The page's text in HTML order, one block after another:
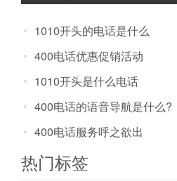
请?
1010开头的电话是什么
400电话优惠促销活动
1010开头是什么电话
400电话的语音导航是什么?
400电话服务呼之欲出
热门标签